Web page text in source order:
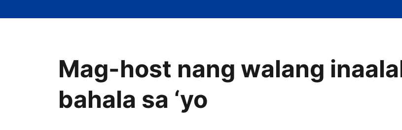
Mag-host nang walang
bahala sa ‘yo